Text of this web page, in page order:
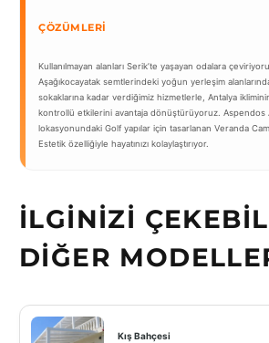
ÇÖZÜMLERI
Kullanılmayan alanları Serik’te yaşayan odalara
Aşağıkocayatak semtlerindeki yoğun yerleşim
sokaklarına kadar verdiğimiz hizmetlerle, Antalya
kontrollü etkilerini avantaja dönüştürüyoruz. Aspendos
lokasyonundaki Golf yapılar için tasarlanan Veranda
Estetik özelliğiyle hayatınızı kolaylaştırıyor.
İLGINIZI
DIĞER
Kış Bahçesi